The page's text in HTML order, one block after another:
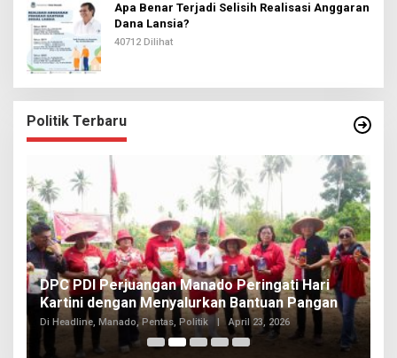
Apa Benar Terjadi Selisih Realisasi Anggaran
Dana Lansia?
40712 Dilihat
Politik Terbaru
DPC PDI Perjuangan Manado Peringati Hari
Kartini dengan Menyalurkan Bantuan Pangan
Di Headline, Manado, Pentas, Politik | April 23, 2026